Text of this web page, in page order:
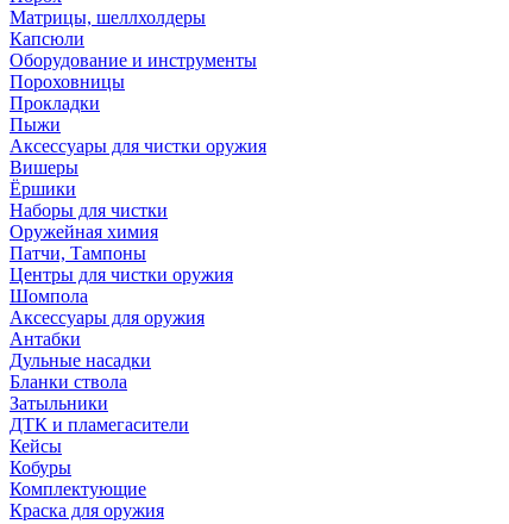
Матрицы, шеллхолдеры
Капсюли
Оборудование и инструменты
Пороховницы
Прокладки
Пыжи
Аксессуары для чистки оружия
Вишеры
Ёршики
Наборы для чистки
Оружейная химия
Патчи, Тампоны
Центры для чистки оружия
Шомпола
Аксессуары для оружия
Антабки
Дульные насадки
Бланки ствола
Затыльники
ДТК и пламегасители
Кейсы
Кобуры
Комплектующие
Краска для оружия